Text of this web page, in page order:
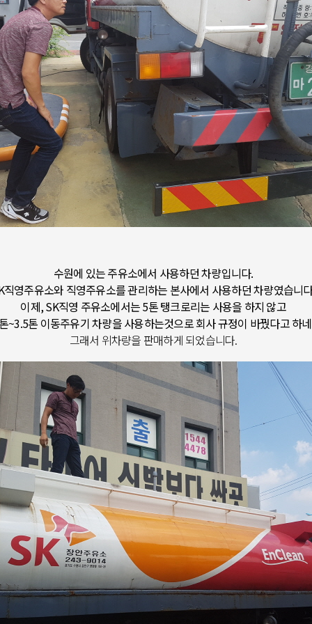
수원에 있는 주유소에서 사용하던 차량입니다.
직영주유소와 직영주유소를 관리하는 본사에서 사용하던 차량였습니
이제, SK직영 주유소에서는 5톤 탱크로리는 사용을 하지 않고
~3.5톤 이동주유기 차량을 사용하는것으로 회사 규정이 바꿨다고 하
그래서 위차량을 판매하게 되었습니다.